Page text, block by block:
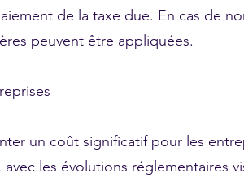
de la taxe due. En cas de
peuvent être appliquées.
un coût significatif pour les
les évolutions réglementaires